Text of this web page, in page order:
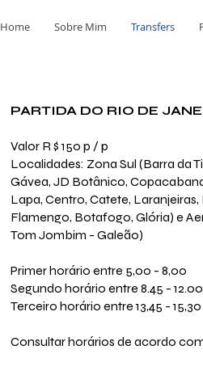
Home Sobre Mim Transfers
PARTIDA DO RIO DE
Valor R $ 150 p / p
Localidades: Zona Sul (Barra da
Gávea, JD Botânico,
Lapa, Centro, Catete, Laranjeiras,
Flamengo, Botafogo, Glória) e
Tom Jombim - Galeão)
Primer horário entre 5,00 - 8,00
Segundo horário entre 8.45 - 12.00
Terceiro horário entre 13,45 - 15,30
Consultar horários de acordo